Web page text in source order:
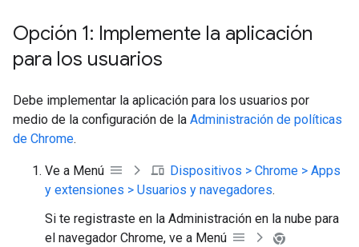
Opción 1: Implemente la aplicación
para los usuarios
Debe implementar la aplicación para los usuarios por
medio de la configuración de la Administración de políticas
de Chrome.
Ve a Menú
Dispositivos > Chrome > Apps
y extensiones > Usuarios y navegadores.
Si te registraste en la Administración en la nube para
el navegador Chrome, ve a Menú